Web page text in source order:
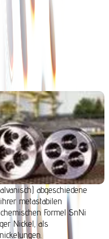
abgeschiedene
metastabilen
Formel SnNi
Nickel, als